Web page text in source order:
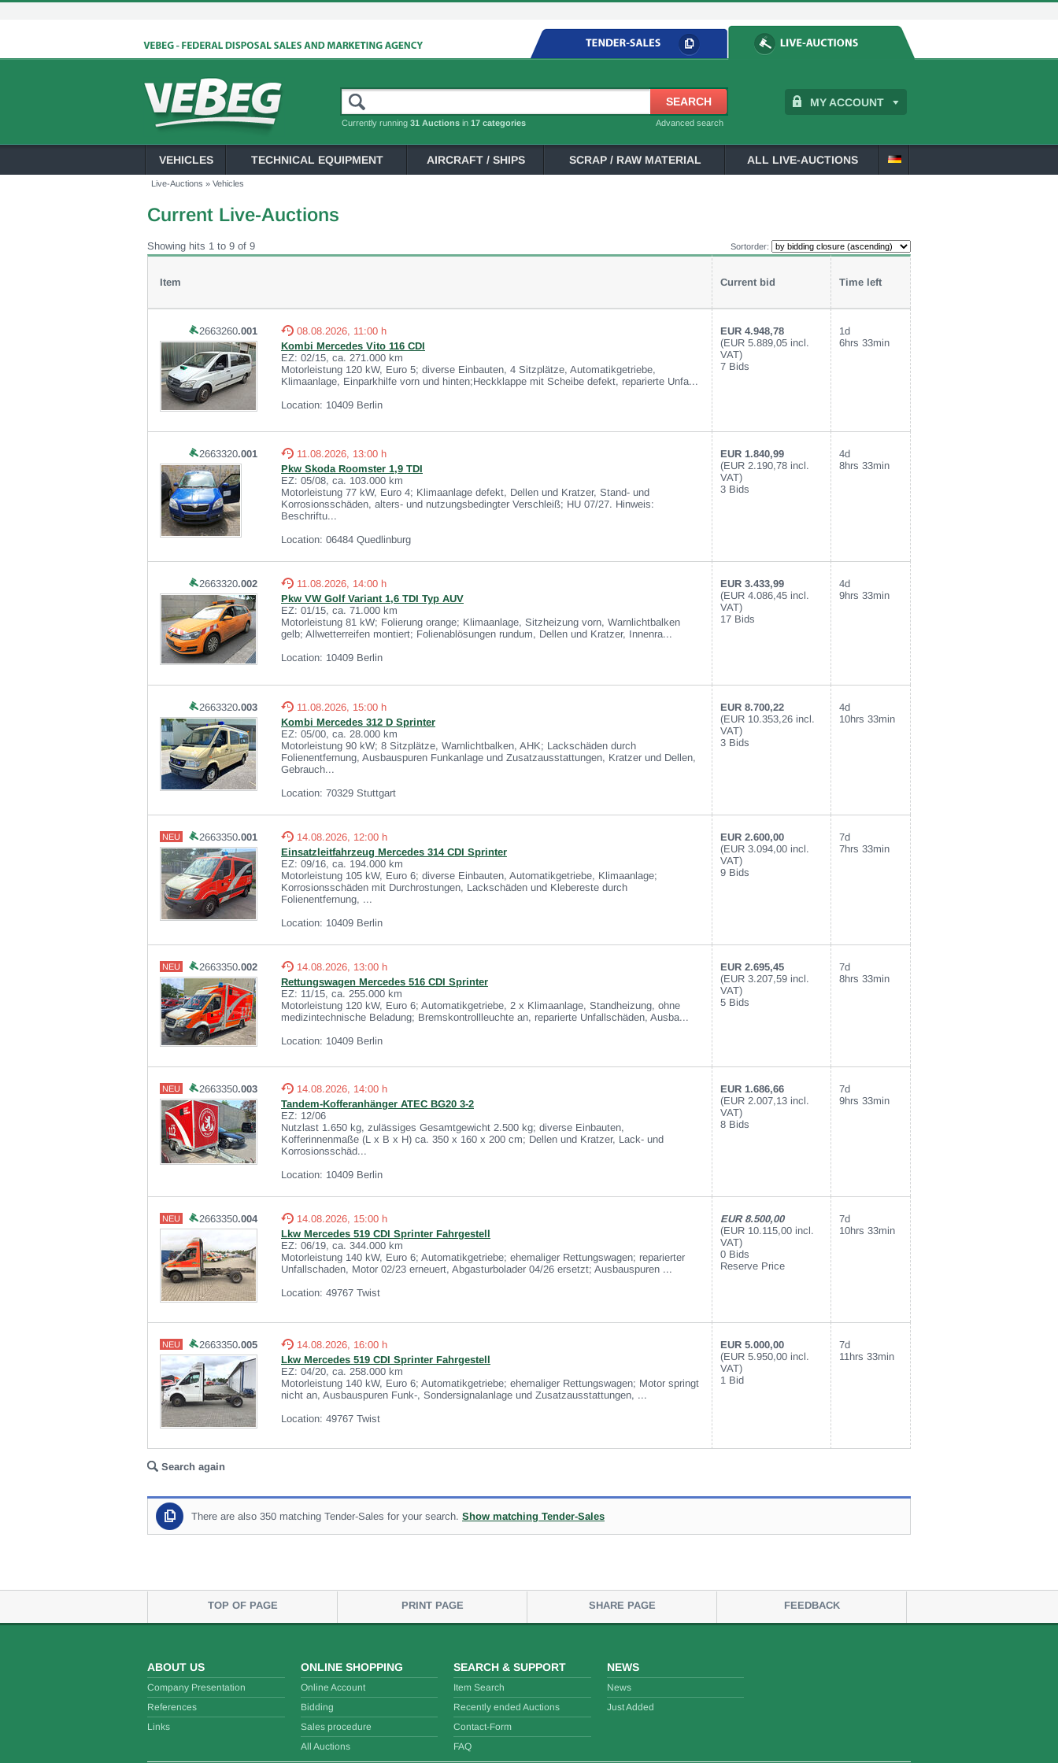
MY ACCOUNT
Advanced search
Currently running 31 Auctions in 17 categories
VEHICLES TECHNICAL EQUIPMENT AIRCRAFT / SHIPS SCRAP / RAW MATERIAL ALL LIVE-AUCTIONS
Live-Auctions » Vehicles
Current Live-Auctions
Showing hits 1 to 9 of 9 Sortorder:
Item Current bid Time left
2663260.001
08.08.2026, 11:00 h
Kombi Mercedes Vito 116 CDI
EZ: 02/15, ca. 271.000 km
Motorleistung 120 kW, Euro 5; diverse Einbauten, 4 Sitzplätze, Automatikgetriebe,
Klimaanlage, Einparkhilfe vorn und hinten;Heckklappe mit Scheibe defekt, reparierte Unfa...
Location: 10409 Berlin
EUR 4.948,78
(EUR 5.889,05 incl.
VAT)
7 Bids
1d
6hrs 33min
2663320.001
11.08.2026, 13:00 h
Pkw Skoda Roomster 1,9 TDI
EZ: 05/08, ca. 103.000 km
Motorleistung 77 kW, Euro 4; Klimaanlage defekt, Dellen und Kratzer, Stand- und
Korrosionsschäden, alters- und nutzungsbedingter Verschleiß; HU 07/27. Hinweis:
Beschriftu...
Location: 06484 Quedlinburg
EUR 1.840,99
(EUR 2.190,78 incl.
VAT)
3 Bids
4d
8hrs 33min
2663320.002
11.08.2026, 14:00 h
Pkw VW Golf Variant 1,6 TDI Typ AUV
EZ: 01/15, ca. 71.000 km
Motorleistung 81 kW; Folierung orange; Klimaanlage, Sitzheizung vorn, Warnlichtbalken
gelb; Allwetterreifen montiert; Folienablösungen rundum, Dellen und Kratzer, Innenra...
Location: 10409 Berlin
EUR 3.433,99
(EUR 4.086,45 incl.
VAT)
17 Bids
4d
9hrs 33min
2663320.003
11.08.2026, 15:00 h
Kombi Mercedes 312 D Sprinter
EZ: 05/00, ca. 28.000 km
Motorleistung 90 kW; 8 Sitzplätze, Warnlichtbalken, AHK; Lackschäden durch
Folienentfernung, Ausbauspuren Funkanlage und Zusatzausstattungen, Kratzer und Dellen,
Gebrauch...
Location: 70329 Stuttgart
EUR 8.700,22
(EUR 10.353,26 incl.
VAT)
3 Bids
4d
10hrs 33min
NEU 2663350.001
14.08.2026, 12:00 h
Einsatzleitfahrzeug Mercedes 314 CDI Sprinter
EZ: 09/16, ca. 194.000 km
Motorleistung 105 kW, Euro 6; diverse Einbauten, Automatikgetriebe, Klimaanlage;
Korrosionsschäden mit Durchrostungen, Lackschäden und Klebereste durch
Folienentfernung, ...
Location: 10409 Berlin
EUR 2.600,00
(EUR 3.094,00 incl.
VAT)
9 Bids
7d
7hrs 33min
NEU 2663350.002
14.08.2026, 13:00 h
Rettungswagen Mercedes 516 CDI Sprinter
EZ: 11/15, ca. 255.000 km
Motorleistung 120 kW, Euro 6; Automatikgetriebe, 2 x Klimaanlage, Standheizung, ohne
medizintechnische Beladung; Bremskontrollleuchte an, reparierte Unfallschäden, Ausba...
Location: 10409 Berlin
EUR 2.695,45
(EUR 3.207,59 incl.
VAT)
5 Bids
7d
8hrs 33min
NEU 2663350.003
14.08.2026, 14:00 h
Tandem-Kofferanhänger ATEC BG20 3-2
EZ: 12/06
Nutzlast 1.650 kg, zulässiges Gesamtgewicht 2.500 kg; diverse Einbauten,
Kofferinnenmaße (L x B x H) ca. 350 x 160 x 200 cm; Dellen und Kratzer, Lack- und
Korrosionsschäd...
Location: 10409 Berlin
EUR 1.686,66
(EUR 2.007,13 incl.
VAT)
8 Bids
7d
9hrs 33min
NEU 2663350.004
14.08.2026, 15:00 h
Lkw Mercedes 519 CDI Sprinter Fahrgestell
EZ: 06/19, ca. 344.000 km
Motorleistung 140 kW, Euro 6; Automatikgetriebe; ehemaliger Rettungswagen; reparierter
Unfallschaden, Motor 02/23 erneuert, Abgasturbolader 04/26 ersetzt; Ausbauspuren ...
Location: 49767 Twist
EUR 8.500,00
(EUR 10.115,00 incl.
VAT)
0 Bids
Reserve Price
7d
10hrs 33min
NEU 2663350.005
14.08.2026, 16:00 h
Lkw Mercedes 519 CDI Sprinter Fahrgestell
EZ: 04/20, ca. 258.000 km
Motorleistung 140 kW, Euro 6; Automatikgetriebe; ehemaliger Rettungswagen; Motor springt
nicht an, Ausbauspuren Funk-, Sondersignalanlage und Zusatzausstattungen, ...
Location: 49767 Twist
EUR 5.000,00
(EUR 5.950,00 incl.
VAT)
1 Bid
7d
11hrs 33min
Search again
There are also 350 matching Tender-Sales for your search. Show matching Tender-Sales
TOP OF PAGE PRINT PAGE SHARE PAGE FEEDBACK
ABOUT US
Company Presentation
References
Links
ONLINE SHOPPING
Online Account
Bidding
Sales procedure
All Auctions
SEARCH & SUPPORT
Item Search
Recently ended Auctions
Contact-Form
FAQ
NEWS
News
Just Added